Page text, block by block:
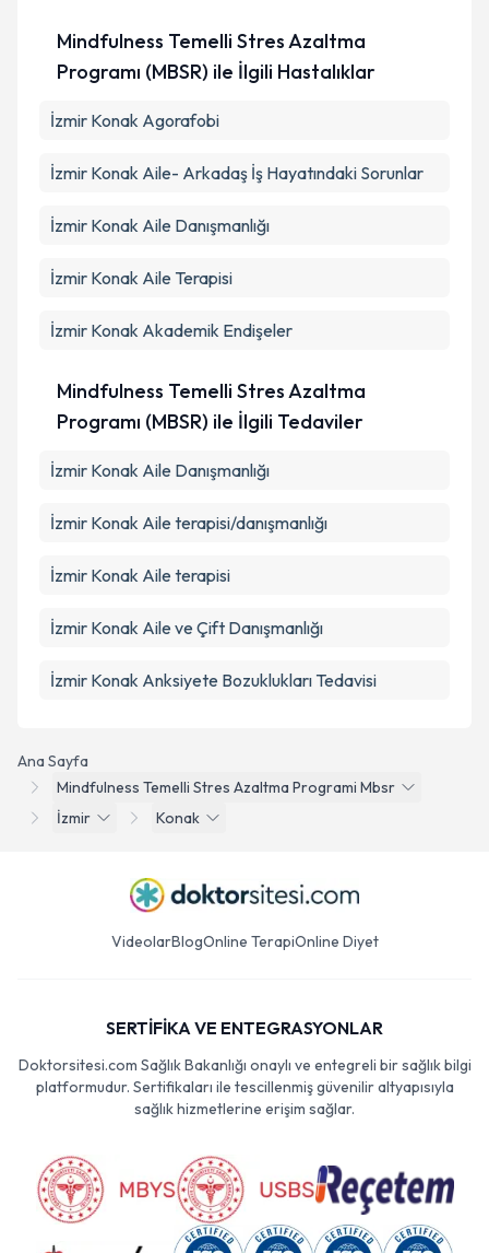
Ana Sayfa
Mindfulness Temelli Stres Azaltma Programi Mbsr
İzmir
Konak
Mindfulness Temelli Stres Azaltma
Programı (MBSR) ile İlgili Hastalıklar
İzmir Konak Agorafobi
İzmir Konak Aile- Arkadaş İş Hayatındaki Sorunlar
İzmir Konak Aile Danışmanlığı
İzmir Konak Aile Terapisi
İzmir Konak Akademik Endişeler
Mindfulness Temelli Stres Azaltma
Programı (MBSR) ile İlgili Tedaviler
İzmir Konak Aile Danışmanlığı
İzmir Konak Aile terapisi/danışmanlığı
İzmir Konak Aile terapisi
İzmir Konak Aile ve Çift Danışmanlığı
İzmir Konak Anksiyete Bozuklukları Tedavisi
VideolarBlogOnline TerapiOnline Diyet
SERTİFİKA VE ENTEGRASYONLAR
Doktorsitesi.com Sağlık Bakanlığı onaylı ve entegreli bir sağlık bilgi
platformudur. Sertifikaları ile tescillenmiş güvenilir altyapısıyla
sağlık hizmetlerine erişim sağlar.